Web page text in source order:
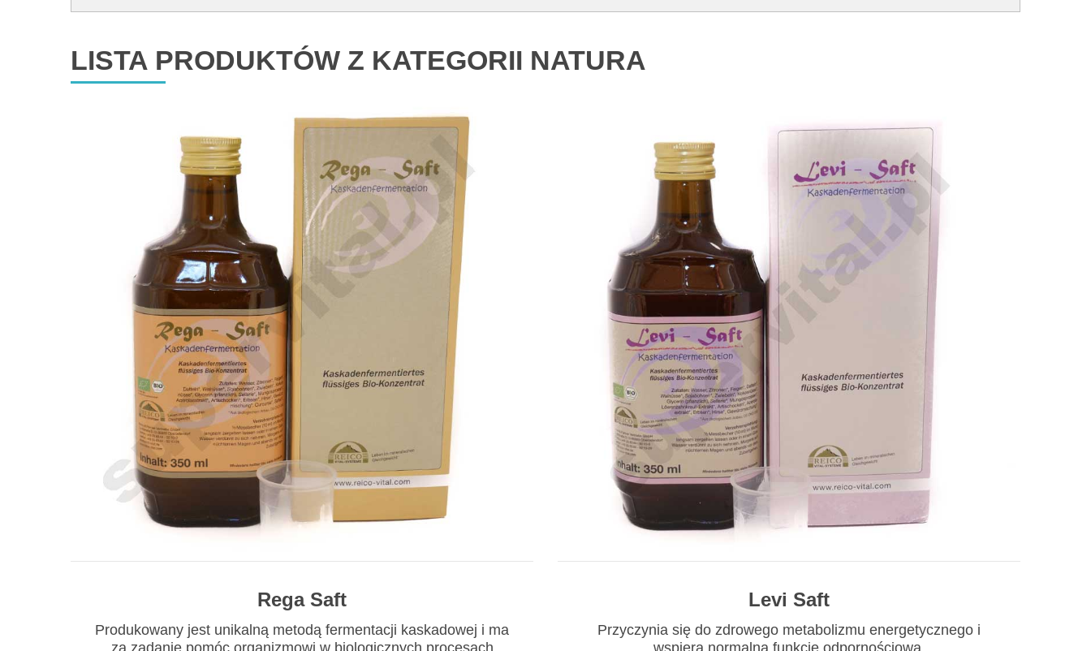
LISTA PRODUKTÓW Z KATEGORII NATURA
Rega Saft
Produkowany jest unikalną metodą fermentacji kaskadowej i ma
Levi Saft
Przyczynia się do zdrowego metabolizmu energetycznego i